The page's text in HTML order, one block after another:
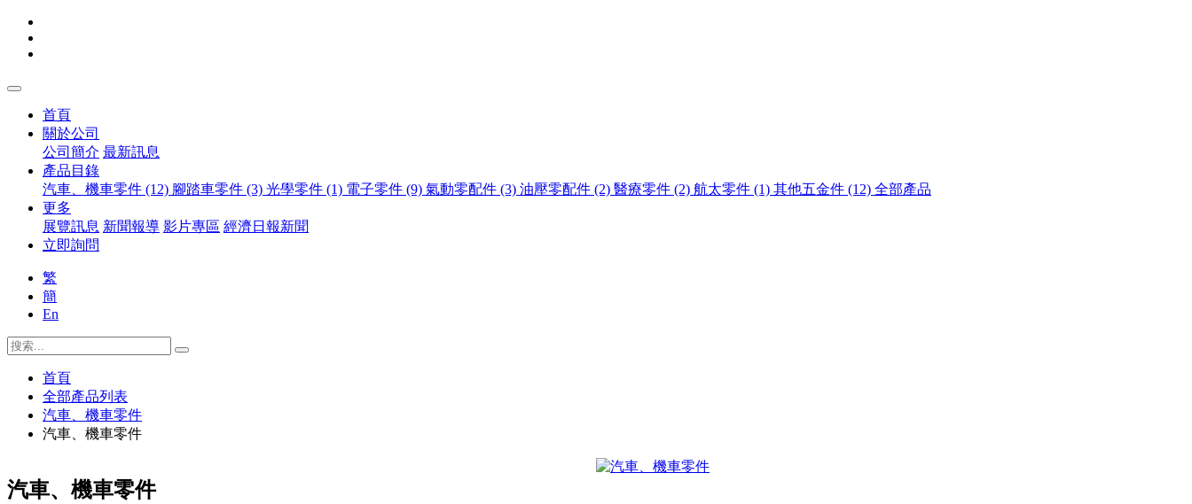
首頁
關於公司
公司簡介 最新訊息
產品目錄
汽車、機車零件 (12) 腳踏車零件 (3) 光學零件 (1) 電子零件 (9) 氣動零配件 (3) 油壓零配件 (2) 醫療零件 (2) 航太零件 (1) 其他五金件 (12) 全部產品
更多
展覽訊息 新聞報導 影片專區 經濟日報新聞
立即詢問
繁
簡
En
首頁
全部產品列表
汽車、機車零件
汽車、機車零件
汽車、機車零件